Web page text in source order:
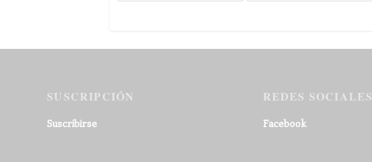
SUSCRIPCIÓN
Suscribirse
REDES SOCIALES
Facebook